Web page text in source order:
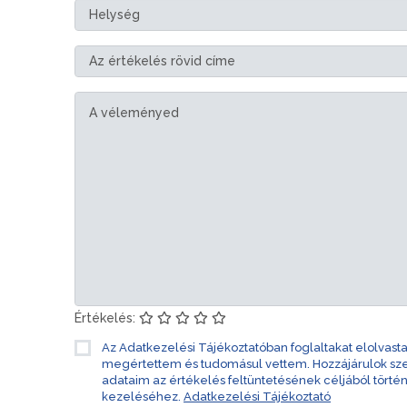
Értékelés:
Az Adatkezelési Tájékoztatóban foglaltakat
megértettem és tudomásul vettem. Hozzájárulok
adataim az értékelés feltüntetésének céljából
kezeléséhez. Adatkezelési Tájékoztató